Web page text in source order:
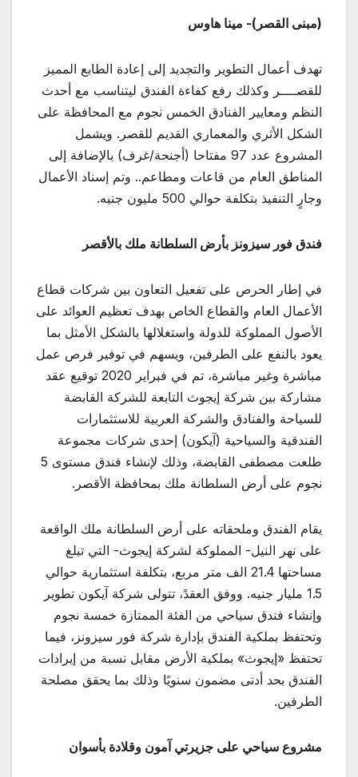
(مبنى القصر)- مينا هاوس
تهدف أعمال التطوير والتجديد إلى إعادة الطابع المميز
للقصــــر وكذلك رفع كفاءة الفندق ليتناسب مع أحدث
النظم ومعايير الفنادق الخمس نجوم مع المحافظة على
الشكل الأثري والمعماري القديم للقصر. ويشمل
المشروع عدد 97 مفتاحا (أجنحة/غرف) بالإضافة إلى
المناطق العام من قاعات ومطاعم.. وتم إسناد الأعمال
وجارٍ التنفيذ بتكلفة حوالي 500 مليون جنيه.
فندق فور سيزونز بأرض السلطانة ملك بالأقصر
في إطار الحرص على تفعيل التعاون بين شركات قطاع
الأعمال العام والقطاع الخاص بهدف تعظيم العوائد على
الأصول المملوكة للدولة واستغلالها بالشكل الأمثل بما
يعود بالنفع على الطرفين، ويسهم في توفير فرص عمل
مباشرة وغير مباشرة، تم في فبراير 2020 توقيع عقد
مشاركة بين شركة إيجوث التابعة للشركة القابضة
للسياحة والفنادق والشركة العربية للاستثمارات
الفندقية والسياحية (آيكون) إحدى شركات مجموعة
طلعت مصطفى القابضة، وذلك لإنشاء فندق مستوى 5
نجوم على أرض السلطانة ملك بمحافظة الأقصر.
يقام الفندق وملحقاته على أرض السلطانة ملك الواقعة
على نهر النيل- المملوكة لشركة إيجوث- التي تبلغ
مساحتها 21.4 الف متر مربع، بتكلفة استثمارية حوالي
1.5 مليار جنيه. ووفق العقدً، تتولى شركة آيكون تطوير
وإنشاء فندق سياحي من الفئة الممتازة خمسة نجوم
وتحتفظ بملكية الفندق بإدارة شركة فور سيزونز، فيما
تحتفظ «إيجوث» بملكية الأرض مقابل نسبة من إيرادات
الفندق بحد أدنى مضمون سنويًا وذلك بما يحقق مصلحة
الطرفين.
مشروع سياحي على جزيرتي آمون وقلادة بأسوان